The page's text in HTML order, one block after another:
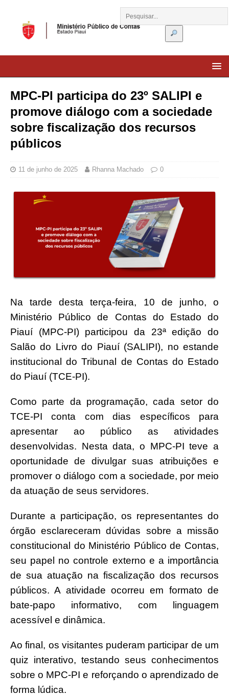
MPC-PI participa do 23º SALIPI e
promove diálogo com a sociedade
sobre fiscalização dos recursos
públicos
11 de junho de 2025 Rhanna Machado 0
Na tarde desta terça-feira, 10 de junho, o
Ministério Público de Contas do Estado do
Piauí (MPC-PI) participou da 23ª edição do
Salão do Livro do Piauí (SALIPI), no estande
institucional do Tribunal de Contas do Estado
do Piauí (TCE-PI).
Como parte da programação, cada setor do
TCE-PI conta com dias específicos para
apresentar ao público as atividades
desenvolvidas. Nesta data, o MPC-PI teve a
oportunidade de divulgar suas atribuições e
promover o diálogo com a sociedade, por meio
da atuação de seus servidores.
Durante a participação, os representantes do
órgão esclareceram dúvidas sobre a missão
constitucional do Ministério Público de Contas,
seu papel no controle externo e a importância
de sua atuação na fiscalização dos recursos
públicos. A atividade ocorreu em formato de
bate-papo informativo, com linguagem
acessível e dinâmica.
Ao final, os visitantes puderam participar de um
quiz interativo, testando seus conhecimentos
sobre o MPC-PI e reforçando o aprendizado de
forma lúdica.